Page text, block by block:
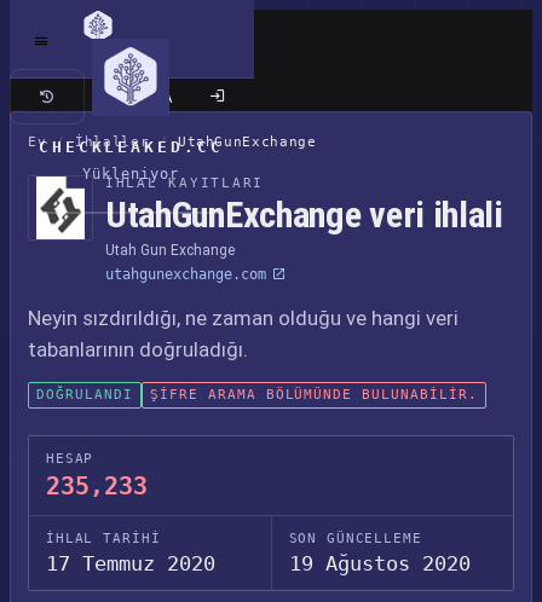
CHECKLEAKED.CC
Yükleniyor
Klasik site
Ev / İhlaller / UtahGunExchange
İHLAL KAYITLARI
UtahGunExchange veri ihlali
Utah Gun Exchange
utahgunexchange.com
Neyin sızdırıldığı, ne zaman olduğu ve hangi veri
tabanlarının doğruladığı.
DOĞRULANDI ŞIFRE ARAMA BÖLÜMÜNDE BULUNABILIR.
HESAP
235,233
İHLAL TARIHI
17 Temmuz 2020
SON GÜNCELLEME
19 Ağustos 2020